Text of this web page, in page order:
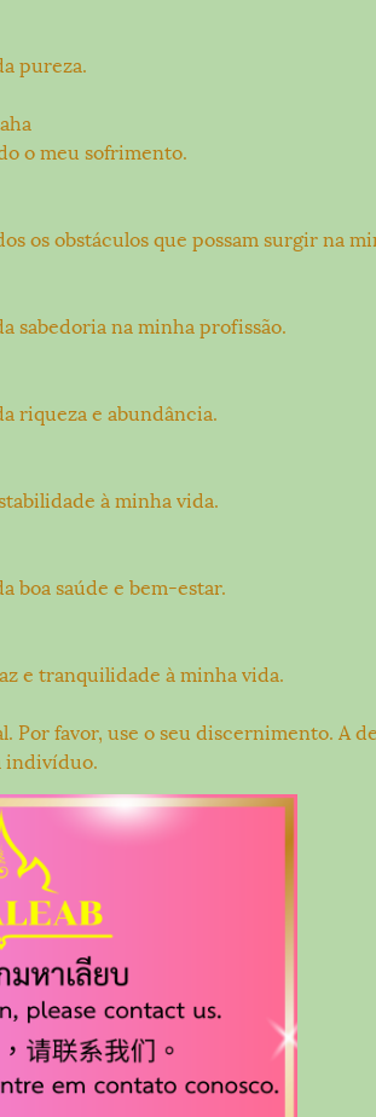
pureza.
o meu sofrimento.
os obstáculos que possam surgir na
sabedoria na minha profissão.
riqueza e abundância.
à minha vida.
boa saúde e bem-estar.
e tranquilidade à minha vida.
Por favor, use o seu discernimento. A
indivíduo.